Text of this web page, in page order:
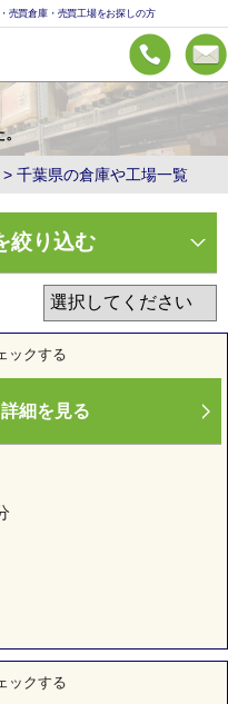
売買倉庫・売買工場をお探しの方
。
千葉県の倉庫や工場一覧
絞り込む
ックする
詳細を見る
ックする